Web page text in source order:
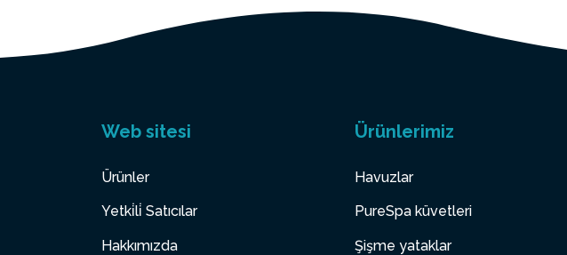
Web sitesi
Ürünler
Yetki̇li̇ Satıcılar
Hakkımızda
Ürünlerimiz
Havuzlar
PureSpa küvetleri
Şişme yataklar